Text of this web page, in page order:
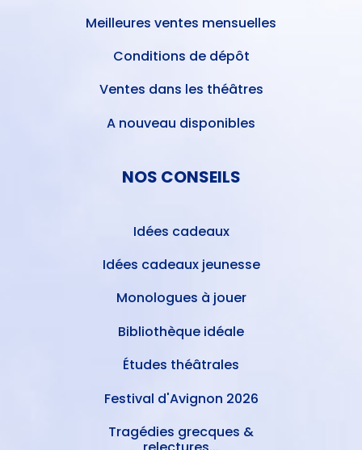
Meilleures ventes mensuelles
Conditions de dépôt
Ventes dans les théâtres
A nouveau disponibles
NOS CONSEILS
Idées cadeaux
Idées cadeaux jeunesse
Monologues à jouer
Bibliothèque idéale
Études théâtrales
Festival d'Avignon 2026
Tragédies grecques &